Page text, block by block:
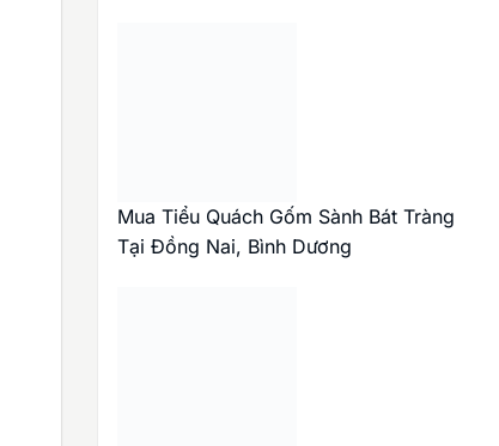
Mua Tiểu Quách Gốm Sành Bát Tràng
Tại Đồng Nai, Bình Dương